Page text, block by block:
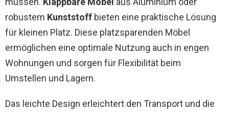
robustem Kunststoff bieten eine praktische Lösung
für kleinen Platz. Diese platzsparenden Möbel
ermöglichen eine optimale Nutzung auch in engen
Wohnungen und sorgen für Flexibilität beim
Umstellen und Lagern.
Das leichte Design erleichtert den Transport und die